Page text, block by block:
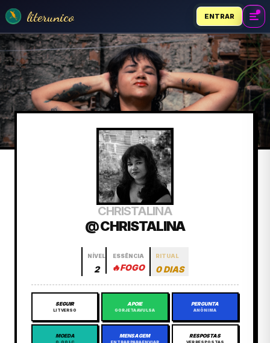
literunico ENTRAR
CHRISTALINA
@ CHRISTALINA
NÍVEL
2
ESSÊNCIA
🔥FOGO
RITUAL
0 DIAS
SEGUIR
LITVERSO
APOIE
GORJETA AVULSA
PERGUNTA
ANÔNIMA
MOEDA MENSAGEM RESPOSTAS